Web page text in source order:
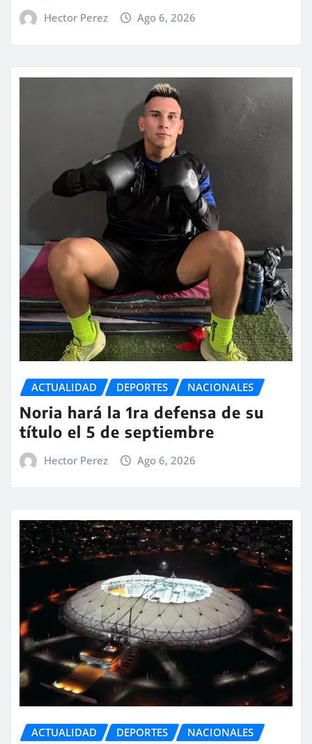
Hector Perez Ago 6, 2026
ACTUALIDAD DEPORTES NACIONALES
Noria hará la 1ra defensa de su
título el 5 de septiembre
Hector Perez Ago 6, 2026
ACTUALIDAD DEPORTES NACIONALES